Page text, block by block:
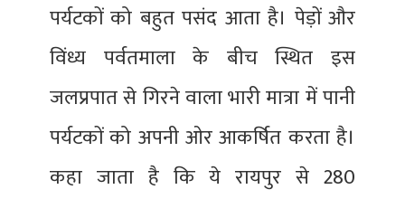
पर्यटकों को बहुत पसंद आता है। पेड़ों और
विंध्य पर्वतमाला के बीच स्थित इस
जलप्रपात से गिरने वाला भारी मात्रा में पानी
पर्यटकों को अपनी ओर आकर्षित करता है।
कहा जाता है कि ये रायपुर से 280